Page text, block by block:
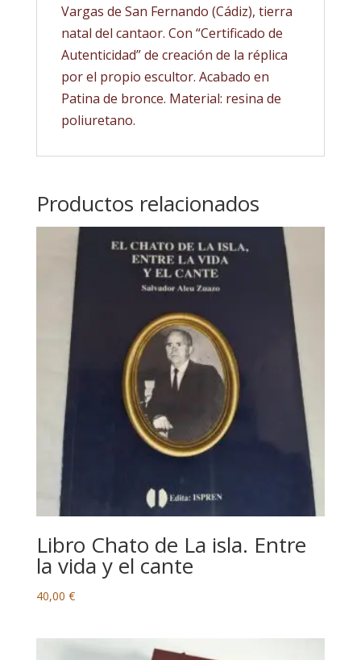
Vargas de San Fernando (Cádiz), tierra
natal del cantaor. Con “Certificado de
Autenticidad” de creación de la réplica
por el propio escultor. Acabado en
Patina de bronce. Material: resina de
poliuretano.
Productos relacionados
Libro Chato de La isla. Entre
la vida y el cante
40,00 €